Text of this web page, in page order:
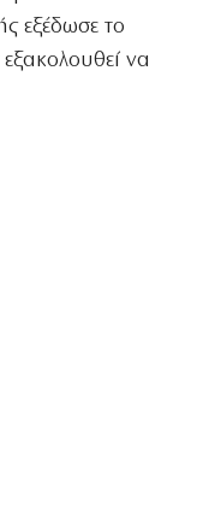
εξέδωσε το
να